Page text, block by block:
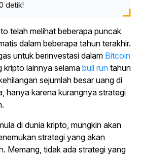
detik!
telah melihat beberapa puncak
dalam beberapa tahun terakhir.
untuk berinvestasi dalam Bitcoin
kripto lainnya selama bull run tahun
sejumlah besar uang di
hanya karena kurangnya strategi
di dunia kripto, mungkin akan
strategi yang akan
Memang, tidak ada strategi yang